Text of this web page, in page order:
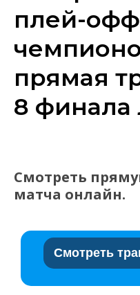
плей-
прямая
8 финала
Смотреть
матча онлайн.
Смотреть